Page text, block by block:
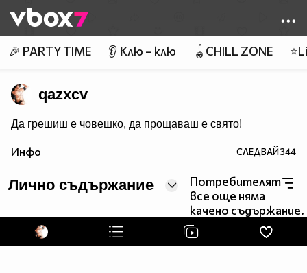
👾
🎉 PARTY TIME 👂 Клю – клю 🪀CHILL ZONE
qazxcv
Да грешиш е човешко, да прощаваш е свято!
Инфо СЛЕДВАЙ344
Лично съдържание
Потребителят
все още няма
качено съдържание.